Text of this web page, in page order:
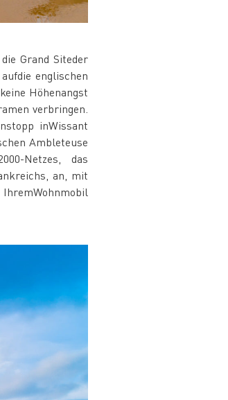
Grand Siteder
englischen
Höhenangst
verbringen.
inWissant
Ambleteuse
Netzes, das
an, mit